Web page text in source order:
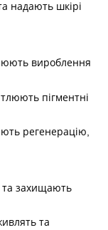
надають шкірі
вироблення
пігментні
регенерацію,
захищають
та